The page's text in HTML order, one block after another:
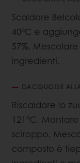
Scaldare
40°C e
57%.
ingredienti.
DACQUOISE
Riscaldare lo
121°C.
sciroppo.
composto è